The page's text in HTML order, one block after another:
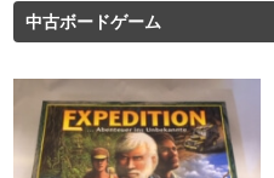
中古ボードゲーム